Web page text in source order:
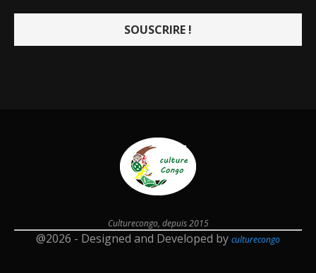
Culturecongo, depuis 2015
@2026 - Designed and Developed by culturecongo